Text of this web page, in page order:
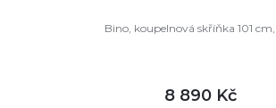
Bino, koupelnová skříňka 101
8 890 Kč